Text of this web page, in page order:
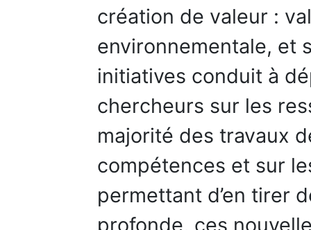
création de valeur :
environnementale, et
initiatives conduit à
chercheurs sur les
majorité des travaux
compétences et sur
permettant d’en tirer
profonde, ces